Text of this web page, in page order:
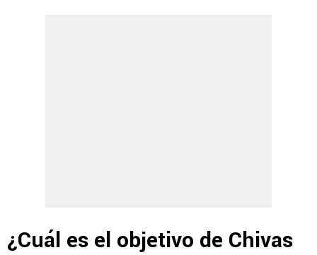
¿Cuál es el objetivo de Chivas